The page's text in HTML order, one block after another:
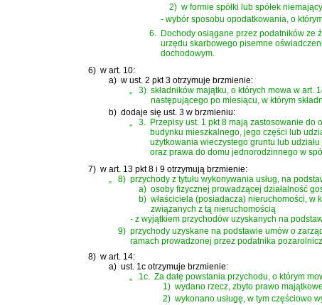
2) w formie spółki lub spółek
- wybór sposobu opodatkowania, o
6. Dochody osiągane przez podatników ze
urzędu skarbowego pisemne
dochodowym.
6) w art. 10:
a) w ust. 2 pkt 3 otrzymuje brzmienie:
3) składników majątku, o których mowa w art.
następującego po miesiącu, w którym
b) dodaje się ust. 3 w brzmieniu:
„
3. Przepisy ust. 1 pkt 8 mają zastosowanie do
budynku mieszkalnego, jego części lub
użytkowania wieczystego gruntu lub
oraz prawa do domu jednorodzinnego w
7) w art. 13 pkt 8 i 9 otrzymują brzmienie:
„
8) przychody z tytułu wykonywania usług, na
a) osoby fizycznej prowadzącej działalność
b) właściciela (posiadacza) nieruchomości, w
związanych z tą nieruchomością
- z wyjątkiem przychodów uzyskanych na
9) przychody uzyskane na podstawie umów o
ramach prowadzonej przez podatnika
8) w art. 14:
a) ust. 1c otrzymuje brzmienie:
1c.
Za datę powstania przychodu, o którym
1) wydano rzecz, zbyto prawo
2) wykonano usługę, w tym częściowo